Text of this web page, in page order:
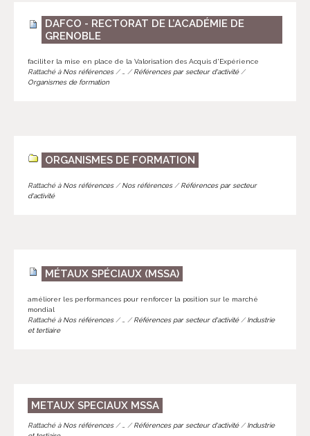
DAFCO - RECTORAT DE L’ACADÉMIE DE
GRENOBLE
faciliter la mise en place de la Valorisation des Acquis d'Expérience
Rattaché à Nos références / / Références par secteur d'activité /
Organismes de formation
ORGANISMES DE FORMATION
Rattaché à Nos références / Nos références / Références par secteur
d'activité
MÉTAUX SPÉCIAUX (MSSA)
améliorer les performances pour renforcer la position sur le marché
mondial
Rattaché à Nos références / / Références par secteur d'activité / Industrie
et tertiaire
METAUX SPECIAUX MSSA
Rattaché à Nos références / / Références par secteur d'activité / Industrie